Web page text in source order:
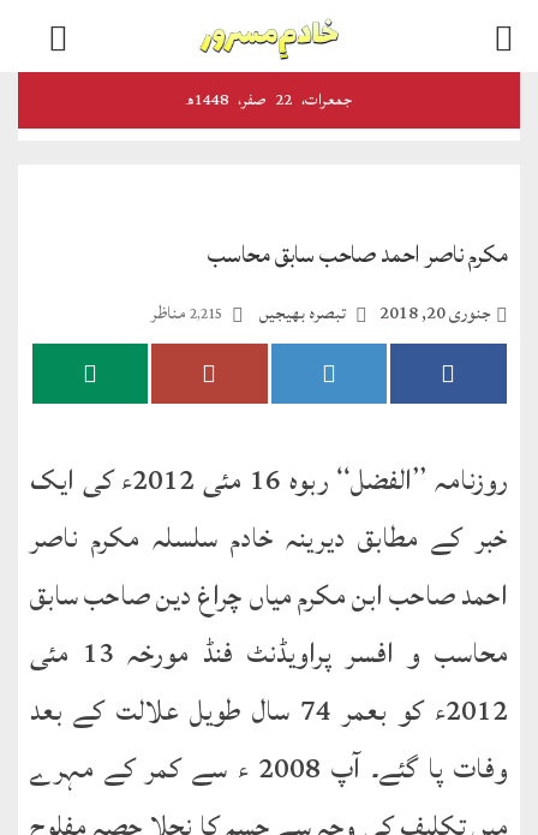
جمعرات‬‮، 22 صفر‬،
و
الفضل
ڈائجسٹ
الفضل
انٹرنیشنل
احمدیہ
انصارالدین
طارق
ھوالشافی
اسماعیل
دیگر
مکرم ناصر احمد صاحب سابق محاسب
تبصرہ بھیجیں جنوری 20, 2018 2,215مناظر
روزنامہ ’’الفضل‘‘ ربوہ 16 مئی 2012ء کی ایک
خبر کے مطابق دیرینہ خادم سلسلہ مکرم ناصر
احمد صاحب ابن مکرم میاں چراغ دین صاحب سابق
محاسب و افسر پراویڈنٹ فنڈ مورخہ 13 مئی
2012ء کو بعمر 74 سال طویل علالت کے بعد
وفات پا گئے۔ آپ 2008 ء سے کمر کے مہرے